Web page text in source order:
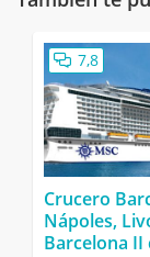
7,8
Crucero
Nápoles,
Barcelona